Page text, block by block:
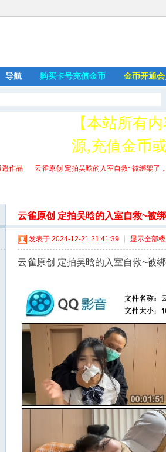
导航 购买卡号充值金币 金币开通
【本站所有
源,充值金币
存
遥作品
›
云雀原创 定拍吴晗的入室自救~被绑架了
云雀原创 定拍吴晗的入室自救~被
发表于 2024-12-21 21:41:39 显示全部
云雀原创 定拍吴晗的入室自救~被